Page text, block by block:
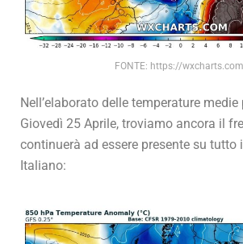
FONTE: https://
Nell’elaborato delle temperature
Giovedì 25 Aprile, troviamo ancora il
continuerà ad essere presente su tutto
Italiano: